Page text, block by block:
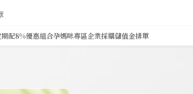
配8%優惠組合孕媽咪專區企業採購儲值金排單